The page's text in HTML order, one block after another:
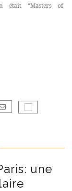
était “Masters of
une